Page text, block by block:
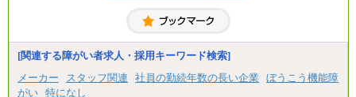
※2025年度実績
※試用期間3か月中も給与に変更はございません
中途：
全職種共通
最低月給200,000円以上
※試用期間中も給与に変更はございません
[関連する障がい者求人・採用キーワード検索]
メーカー
スタッフ関連 社員の勤続年数の長い企業
ぼうこう機能障
がい 特になし